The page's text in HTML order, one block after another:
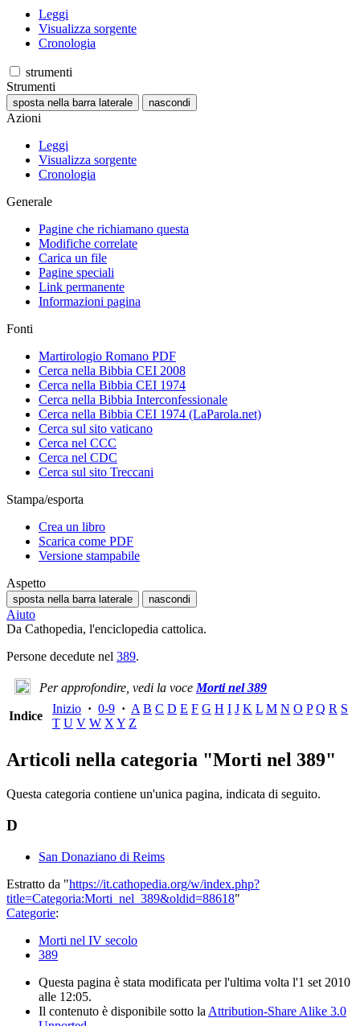
Leggi
Visualizza sorgente
Cronologia
strumenti
Strumenti
sposta nella barra laterale nascondi
Azioni
Leggi
Visualizza sorgente
Cronologia
Generale
Pagine che richiamano questa
Modifiche correlate
Carica un file
Pagine speciali
Link permanente
Informazioni pagina
Fonti
Martirologio Romano PDF
Cerca nella Bibbia CEI 2008
Cerca nella Bibbia CEI 1974
Cerca nella Bibbia Interconfessionale
Cerca nella Bibbia CEI 1974 (LaParola.net)
Cerca sul sito vaticano
Cerca nel CCC
Cerca nel CDC
Cerca sul sito Treccani
Stampa/esporta
Crea un libro
Scarica come PDF
Versione stampabile
Aspetto
sposta nella barra laterale nascondi
Aiuto
Da Cathopedia, l'enciclopedia cattolica.
Persone decedute nel 389.
Per approfondire, vedi la voceMorti nel 389
Indice
Inizio · 0-9 · A B C D E F G H I J K L M N O P Q R S
T U V W XY Z
Articoli nella categoria "Morti nel 389"
Questa categoria contiene un'unica pagina, indicata di seguito.
D
San Donaziano di Reims
Estratto da "https://it.cathopedia.org/w/index.php?
title=Categoria:Morti_nel_389&oldid=88618"
Categorie:
Morti nel IV secolo
389
Questa pagina è stata modificata per l'ultima volta l'1 set 2010
alle 12:05.
Il contenuto è disponibile sotto la Attribution-Share Alike 3.0